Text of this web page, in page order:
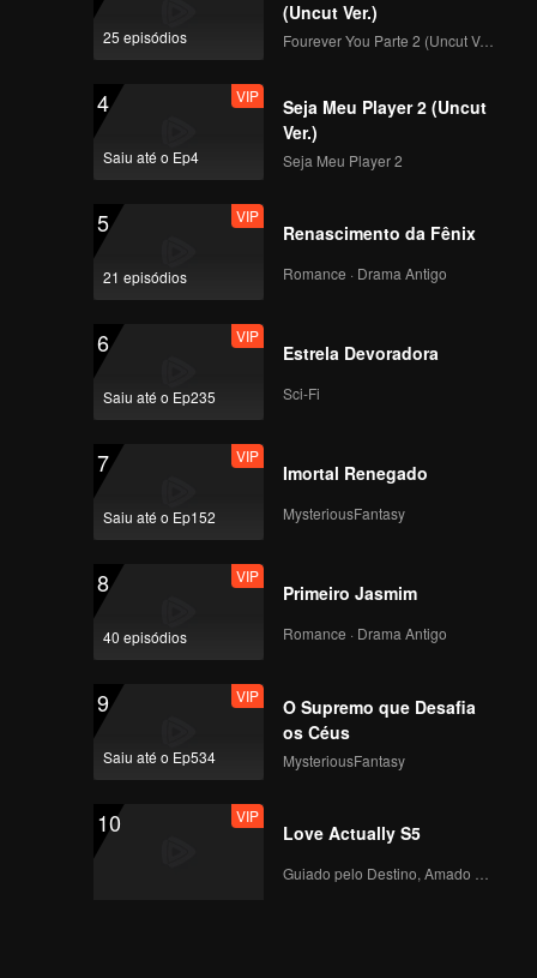
como seguranças
EP6-Parte Final: Crise
de aniquilação em
de "Pílula
Demoníaca"
revolvendo o campo
EP7-Parte Inicial:
Batalha de Revanche!
Soldando e Criando
Trajes Espaciais à
Mão
EP7-Parte Final:
Zhang Xindong
ao levantar uma placa
de ferro com uma só
mão e capturar o
EP8-Parte Inicial:
se "Enterram" Vivos
EP8-Parte Final: O Rei
das Escondidas
Xindong Desmorona
no Último Segundo
Extra: Jogadores
"hardcore" entram em
parkour tem colapso
na hora
25 episódios
(Uncut Ver.)
Fourever You Parte 2 (Uncut Ver.)
4
Saiu até o Ep4
VIP
Seja Meu Player 2 (Uncut
Ver.)
Seja Meu Player 2
5
21 episódios
VIP
Renascimento da Fênix
Romance · Drama Antigo
6
Saiu até o Ep235
VIP
Estrela Devoradora
Sci-Fi
7
Saiu até o Ep152
VIP
Imortal Renegado
MysteriousFantasy
8
40 episódios
VIP
Primeiro Jasmim
Romance · Drama Antigo
9
Saiu até o Ep534
VIP
O Supremo que Desafia
os Céus
MysteriousFantasy
10 VIP
Love Actually S5